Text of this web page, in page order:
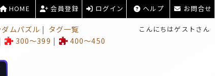
HOME 会員登録 ログイン ヘルプ お問合せ
こんにちはゲストさん
ムパズル
タグ一覧
300～399
400～450